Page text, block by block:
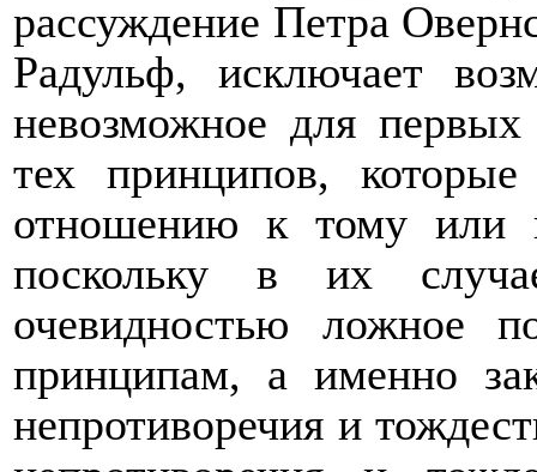
рассуждение Петра
Радульф, исключает
невозможное для
тех принципов,
отношению к тому или
поскольку в их
очевидностью ложное
принципам, а именно
непротиворечия и